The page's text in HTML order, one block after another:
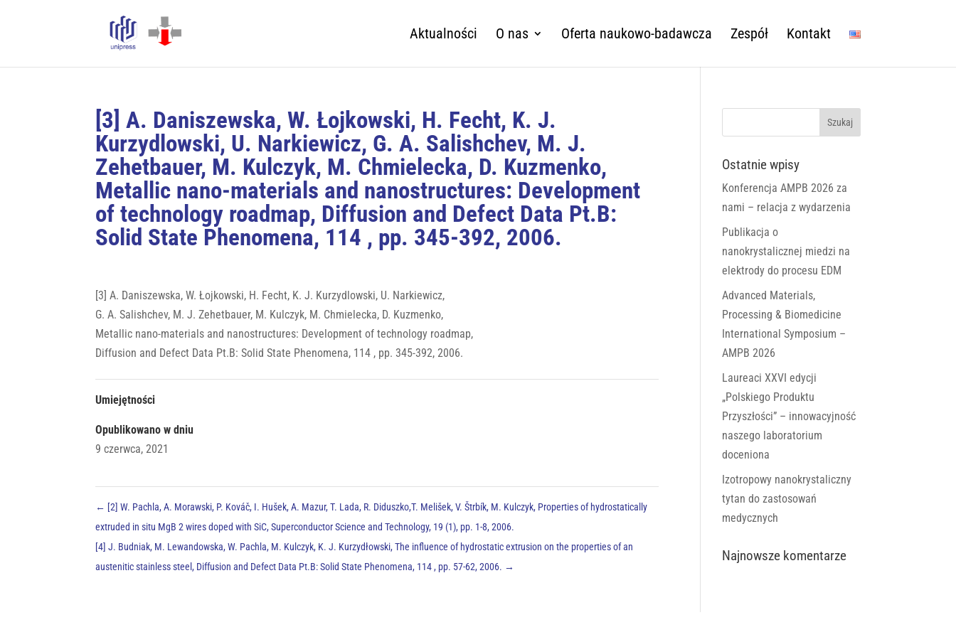
Aktualności O nas Oferta naukowo-badawcza Zespół Kontakt
[3] A. Daniszewska, W. Łojkowski, H. Fecht, K. J.
Kurzydlowski, U. Narkiewicz, G. A. Salishchev, M. J.
Zehetbauer, M. Kulczyk, M. Chmielecka, D. Kuzmenko,
Metallic nano-materials and nanostructures: Development
of technology roadmap, Diffusion and Defect Data Pt.B:
Solid State Phenomena, 114 , pp. 345-392, 2006.
[3] A. Daniszewska, W. Łojkowski, H. Fecht, K. J. Kurzydlowski, U. Narkiewicz,
G. A. Salishchev, M. J. Zehetbauer, M. Kulczyk, M. Chmielecka, D. Kuzmenko,
Metallic nano-materials and nanostructures: Development of technology roadmap,
Diffusion and Defect Data Pt.B: Solid State Phenomena, 114 , pp. 345-392, 2006.
Umiejętności
Opublikowano w dniu
9 czerwca, 2021
← [2] W. Pachla, A. Morawski, P. Kováč, I. Hušek, A. Mazur, T. Lada, R. Diduszko,T. Melišek, V. Štrbík, M. Kulczyk, Properties of hydrostatically
extruded in situ MgB 2 wires doped with SiC, Superconductor Science and Technology, 19 (1), pp. 1-8, 2006.
[4] J. Budniak, M. Lewandowska, W. Pachla, M. Kulczyk, K. J. Kurzydłowski, The influence of hydrostatic extrusion on the properties of an
austenitic stainless steel, Diffusion and Defect Data Pt.B: Solid State Phenomena, 114 , pp. 57-62, 2006. →
Ostatnie wpisy
Konferencja AMPB 2026 za
nami – relacja z wydarzenia
Publikacja o
nanokrystalicznej miedzi na
elektrody do procesu EDM
Advanced Materials,
Processing & Biomedicine
International Symposium –
AMPB 2026
Laureaci XXVI edycji
„Polskiego Produktu
Przyszłości” – innowacyjność
naszego laboratorium
doceniona
Izotropowy nanokrystaliczny
tytan do zastosowań
medycznych
Najnowsze komentarze